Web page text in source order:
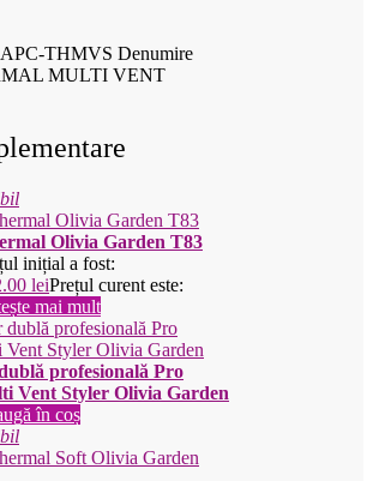
THMVS Denumire
MULTI VENT
Olivia Garden T83
inițial a fost:
leiPrețul curent este:
mai mult
profesională Pro
Vent Styler Olivia Garden
în coș